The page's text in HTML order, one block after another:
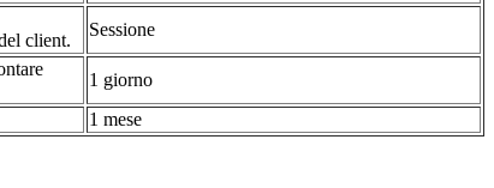
client.
Sessione
1 giorno
1 mese